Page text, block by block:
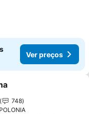
Ver preços
aos favoritos
748